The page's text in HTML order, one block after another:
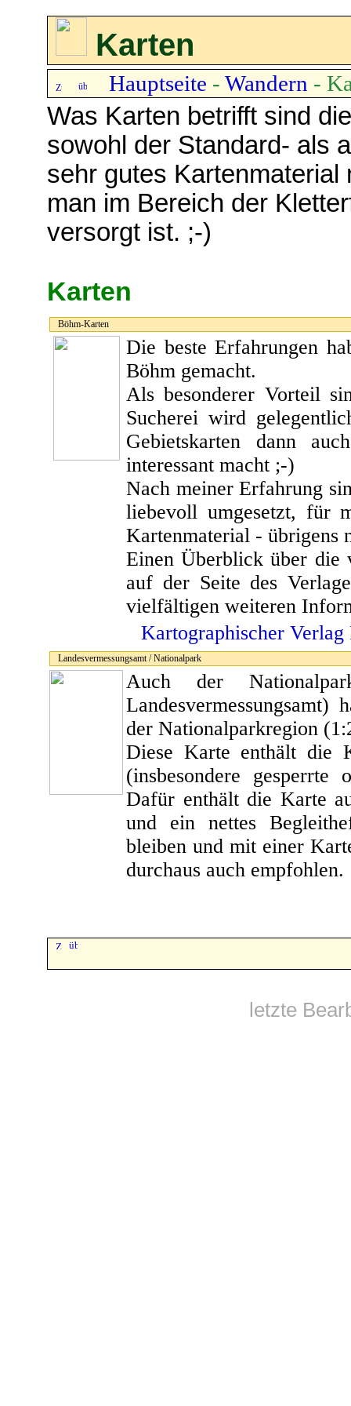
Karten
Hauptseite - Wandern -
Was Karten betrifft sind
sowohl der Standard- als
sehr gutes
man im Bereich der
versorgt ist. ;-)
Karten
Böhm-Karten
Die beste Erfahrungen
Böhm gemacht.
Als besonderer Vorteil
Sucherei wird
Gebietskarten dann
interessant macht ;-)
Nach meiner Erfahrung
liebevoll umgesetzt, für
Kartenmaterial - übrigens
Einen Überblick über die
auf der Seite des
vielfältigen weiteren
Kartographischer
Landesvermessungsamt / Nationalpark
Auch der
Landesvermessungsamt)
der Nationalparkregion
Diese Karte enthält die
(insbesondere gesperrte
Dafür enthält die Karte
und ein nettes
bleiben und mit einer
durchaus auch empfohlen.
letzte